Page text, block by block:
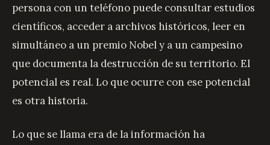
persona con un teléfono puede consultar estudios
científicos, acceder a archivos históricos, leer en
simultáneo a un premio Nobel y a un campesino
que documenta la destrucción de su territorio. El
potencial es real. Lo que ocurre con ese potencial
es otra historia.
Lo que se llama era de la información ha